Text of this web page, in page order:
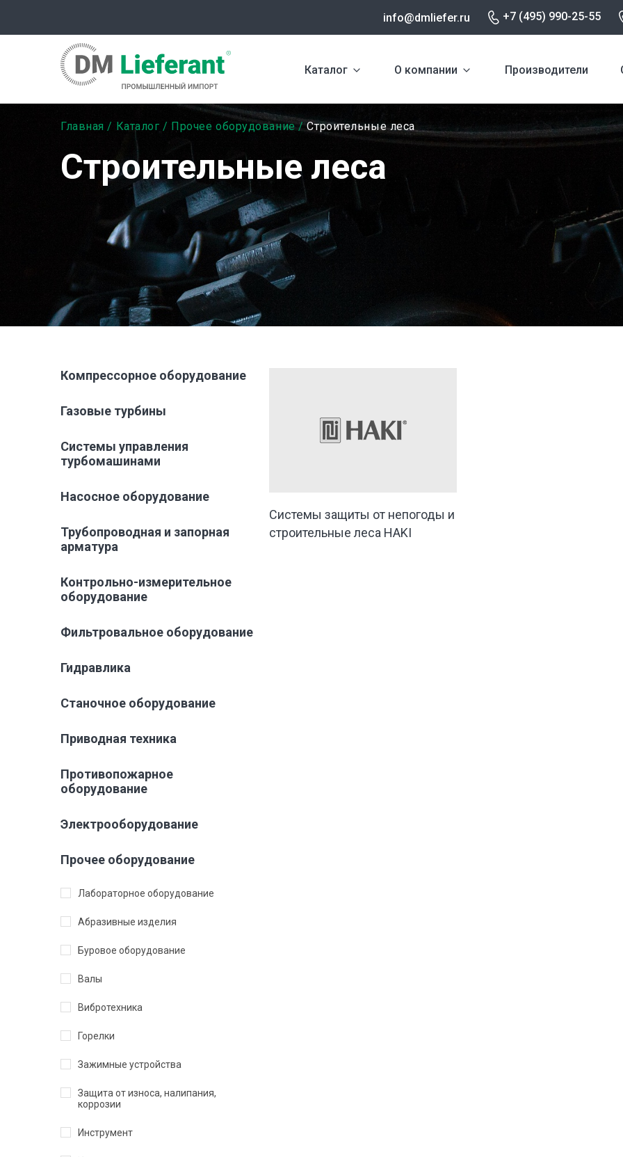
содержанию
info@dmliefer.ru +7 (495) 990-25-55
Каталог О компании Производители
Строка
навигации
Главная Каталог Прочее оборудование Строительные леса
Строительные леса
Компрессорное оборудование
Газовые турбины
Системы управления
турбомашинами
Насосное оборудование
Трубопроводная и запорная
арматура
Контрольно-измерительное
оборудование
Фильтровальное оборудование
Гидравлика
Станочное оборудование
Приводная техника
Противопожарное
оборудование
Электрооборудование
Прочее оборудование
Лабораторное оборудование
Абразивные изделия
Буровое оборудование
Валы
Вибротехника
Горелки
Зажимные устройства
Защита от износа, налипания,
коррозии
Инструмент
Системы защиты от непогоды и
строительные леса HAKI